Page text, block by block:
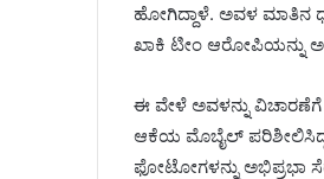
ಹೋಗಿದ್ದಾಳೆ. ಅವಳ ಮಾತಿನ
ಖಾಕಿ ಟೀಂ ಆರೋಪಿಯನ್ನು
ಈ ವೇಳೆ ಅವಳನ್ನು
ಆಕೆಯ ಮೊಬೈಲ್‌
ಫೋಟೋಗಳನ್ನು ಅಭಿಪ್ರಭಾ